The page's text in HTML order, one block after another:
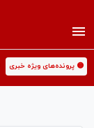
🟡 پرونده‌های ویژه خبری